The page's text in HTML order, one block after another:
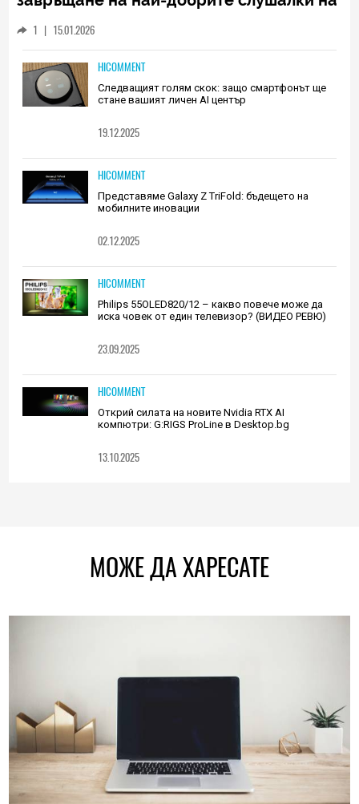
1 | 15.01.2026
HICOMMENT
Следващият голям скок: защо смартфонът ще
стане вашият личен AI център
19.12.2025
HICOMMENT
Представяме Galaxy Z TriFold: бъдещето на
мобилните иновации
02.12.2025
HICOMMENT
Philips 55OLED820/12 – какво повече може да
иска човек от един телевизор? (ВИДЕО РЕВЮ)
23.09.2025
HICOMMENT
Открий силата на новите Nvidia RTX AI
компютри: G:RIGS ProLine в Desktop.bg
13.10.2025
МОЖЕ ДА ХАРЕСАТЕ